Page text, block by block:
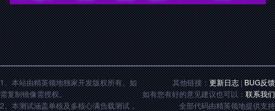
1、本站由精英领地独家开发版权所有。如
需复制镜像需授权。
2、本测试涵盖单核及多核心满负载测试，
其他链接：更新日志|BUG反馈
如有您有好的意见建议也可以：联系我们
全部代码由精英领地提供支持